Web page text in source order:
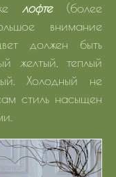
лофте(более
внимание
должен быть
желтый, теплый
Холодный не
стиль насыщен